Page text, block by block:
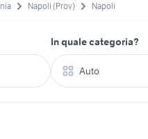
Napoli (Prov) Napoli
In quale categoria?
Auto